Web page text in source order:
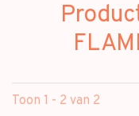
Toon 1 - 2 van 2